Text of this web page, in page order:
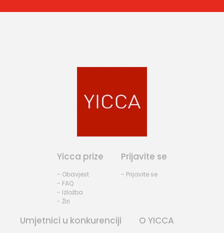
Yicca prize
- Obavjest
- FAQ
- Izložba
- Žiri
Prijavite se
- Prijavite se
Umjetnici u konkurenciji O YICCA